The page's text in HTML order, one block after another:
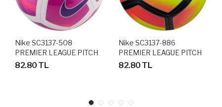
Nike SC3137-508
PREMIER LEAGUE PITCH
FUTBOL ANTRENMAN
82.80 TL
Nike SC3137-886
PREMIER LEAGUE PITCH
FUTBOL ANTRENMAN
82.80 TL